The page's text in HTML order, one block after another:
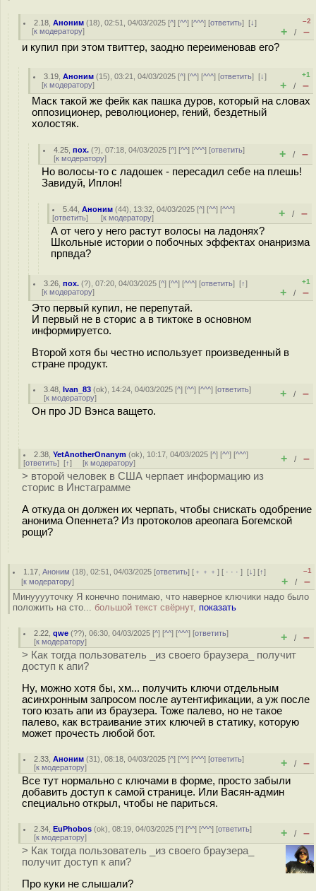
2.18 ,Аноним (18), 02:51, 04/03/2025 [^] [^^] [^^^] [ответить][↓]
[к модератору]
–2
+ / –
и купил при этом твиттер, заодно переименовав его?
3.19 ,Аноним (15), 03:21, 04/03/2025 [^] [^^] [^^^] [ответить][↓]
[к модератору]
+1
+ / –
Маск такой же фейк как пашка дуров, который на словах
оппозиционер, революционер, гений, бездетный
холостяк.
4.25 ,пох. (?), 07:18, 04/03/2025 [^] [^^] [^^^] [ответить]
[к модератору] + / –
Но волосы-то с ладошек - пересадил себе на плешь!
Завидуй, Иплон!
5.44 ,Аноним (44), 13:32, 04/03/2025 [^] [^^] [^^^]
[ответить] [к модератору] + / –
А от чего у него растут волосы на ладонях?
Школьные истории о побочных эффектах онанризма
прпвда?
3.26 ,пох. (?), 07:20, 04/03/2025 [^] [^^] [^^^] [ответить][↑]
[к модератору]
+1
+ / –
Это первый купил, не перепутай.
И первый не в сторис а в тиктоке в основном
информируетсо.
Второй хотя бы честно использует произведенный в
стране продукт.
3.48 ,Ivan_83 (ok), 14:24, 04/03/2025 [^] [^^] [^^^] [ответить]
[к модератору] + / –
Он про JD Вэнса ващето.
2.38 ,YetAnotherOnanym (ok), 10:17, 04/03/2025 [^] [^^] [^^^]
[ответить] [↑] [к модератору] + / –
> второй человек в США черпает информацию из
сторис в Инстаграмме
А откуда он должен их черпать, чтобы снискать одобрение
анонима Опеннета? Из протоколов ареопага Богемской
рощи?
1.17 ,Аноним (18), 02:51, 04/03/2025 [ответить] [ ﹢﹢﹢] [ · · ·][↓] [↑]
[к модератору]
–1
+ / –
Минууууточку Я конечно понимаю, что наверное ключики надо было
положить на сто... большой текст свёрнут, показать
2.22 ,qwe (??), 06:30, 04/03/2025 [^] [^^] [^^^] [ответить]
[к модератору] + / –
> Как тогда пользователь _из своего браузера_ получит
доступ к апи?
Ну, можно хотя бы, хм... получить ключи отдельным
асинхронным запросом после аутентификации, а уж после
того юзать апи из браузера. Тоже палево, но не такое
палево, как встраивание этих ключей в статику, которую
может прочесть любой бот.
2.33 ,Аноним (31), 08:18, 04/03/2025 [^] [^^] [^^^] [ответить]
[к модератору] + / –
Все тут нормально с ключами в форме, просто забыли
добавить доступ к самой странице. Или Васян-админ
специально открыл, чтобы не париться.
2.34 ,EuPhobos (ok), 08:19, 04/03/2025 [^] [^^] [^^^] [ответить]
[к модератору] + / –
> Как тогда пользователь _из своего браузера_
получит доступ к апи?
Про куки не слышали?